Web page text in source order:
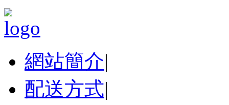
網站簡介|
配送方式|